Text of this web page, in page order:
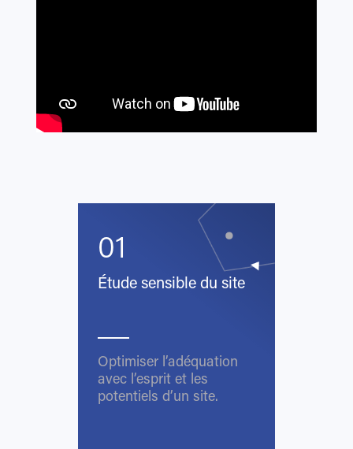
01
Étude sensible du site
Optimiser l’adéquation
avec l’esprit et les
potentiels d’un site.